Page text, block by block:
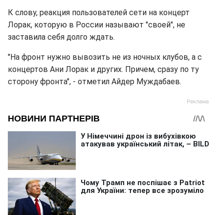
К слову, реакция пользователей сети на концерт
Лорак, которую в России называют "своей", не
заставила себя долго ждать.
"На фронт нужно вывозить не из ночных клубов, а с
концертов Ани Лорак и других. Причем, сразу по ту
сторону фронта", - отметил Айдер Муждабаев.